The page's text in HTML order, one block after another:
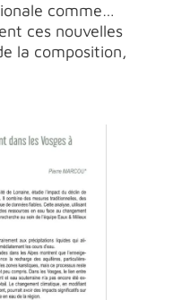
comme
ces nouvelles
la composition,
de logements
campus
diffusion de
se
qu’il
et faire